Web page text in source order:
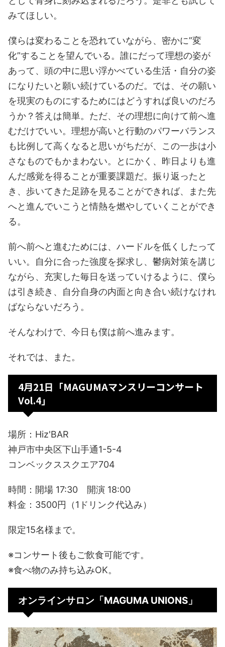
みてほしい。
僕らは変わることを恐れていながら、密かに”変
化”することを望んでいる。誰にだって理想の姿が
あって、頭の中に思い浮かべている生活・自分の姿
になりたいと願い続けているのだ。では、その願い
を現実のものにするためにはどうすれば良いのだろ
うか？答えは簡単。ただ、その理想に向けて前へ進
むだけでいい。理想が高いと行動のパワーバランス
も比例して高くなると思いがちだが、この一歩は小
さなものでもかまわない。とにかく、昨日よりも進
んだ感覚を得ることが重要課題だ。振り返ったと
き、歩いてきた足跡を見ることができれば、また先
へと進んでいこうと情熱を燃やしていくことができ
る。
前へ前へと進むためには、ハードルを低くしたって
いい。自分に合った強度を探求し、鬱病対策を講じ
ながら、充実した毎日を送っていけるように、僕ら
は引き続き、自分自身の内面と向き合い続けなけれ
ばならないだろう。
そんなわけで、今日も僕は前へ進みます。
それでは、また。
4月21日「MAGUMAマンスリーコンサート
Vol.4」
場所：Hiz'BAR
神戸市中央区下山手通1-5-4
コンベックススクエア704
時間：開場 17:30 開演 18:00
料金：3500円（1ドリンク代込み）
限定15名様まで。
※コンサート後もご飲食可能です。
※食べ物のみ持ち込みOK。
オンラインサロン「MAGUMA UNIONS」